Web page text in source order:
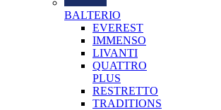
BALTERIO
EVEREST
IMMENSO
LIVANTI
QUATTRO
PLUS
RESTRETTO
TRADITIONS